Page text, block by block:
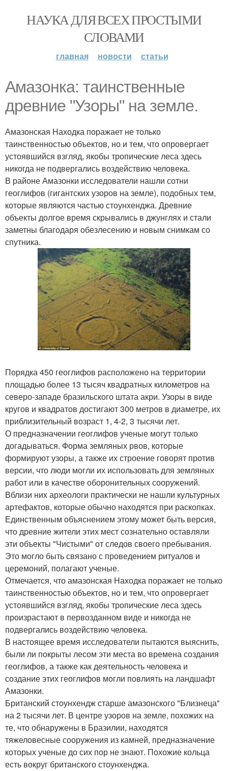
НАУКА ДЛЯ ВСЕХ ПРОСТЫМИ
СЛОВАМИ
главная новости статьи
Амазонка: таинственные
древние "Узоры" на земле.
Амазонская Находка поражает не только
таинственностью объектов, но и тем, что опровергает
устоявшийся взгляд, якобы тропические леса здесь
никогда не подвергались воздействию человека.
В районе Амазонки исследователи нашли сотни
геоглифов (гигантских узоров на земле), подобных тем,
которые являются частью стоунхенджа. Древние
объекты долгое время скрывались в джунглях и стали
заметны благодаря обезлесению и новым снимкам со
спутника.
Порядка 450 геоглифов расположено на территории
площадью более 13 тысяч квадратных километров на
северо-западе бразильского штата акри. Узоры в виде
кругов и квадратов достигают 300 метров в диаметре, их
приблизительный возраст 1, 4-2, 3 тысячи лет.
О предназначении геоглифов ученые могут только
догадываться. Форма земляных рвов, которые
формируют узоры, а также их строение говорят против
версии, что люди могли их использовать для земляных
работ или в качестве оборонительных сооружений.
Вблизи них археологи практически не нашли культурных
артефактов, которые обычно находятся при раскопках.
Единственным объяснением этому может быть версия,
что древние жители этих мест сознательно оставляли
эти объекты "Чистыми" от следов своего пребывания.
Это могло быть связано с проведением ритуалов и
церемоний, полагают ученые.
Отмечается, что амазонская Находка поражает не только
таинственностью объектов, но и тем, что опровергает
устоявшийся взгляд, якобы тропические леса здесь
произрастают в первозданном виде и никогда не
подвергались воздействию человека.
В настоящее время исследователи пытаются выяснить,
были ли покрыты лесом эти места во времена создания
геоглифов, а также как деятельность человека и
создание этих геоглифов могли повлиять на ландшафт
Амазонки.
Британский стоунхендж старше амазонского "Близнеца"
на 2 тысячи лет. В центре узоров на земле, похожих на
те, что обнаружены в Бразилии, находятся
тяжеловесные сооружения из камней, предназначение
которых ученые до сих пор не знают. Похожие кольца
есть вокруг британского стоунхенджа.